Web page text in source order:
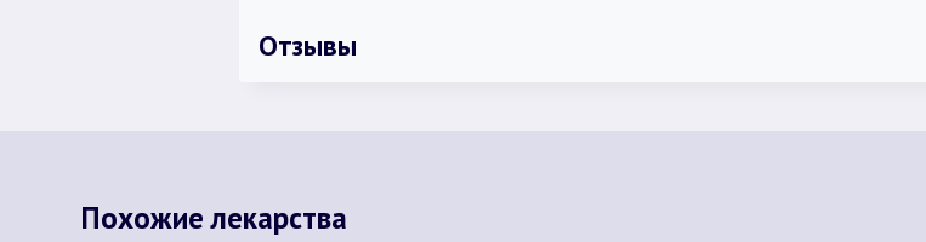
Отзывы
Похожие лекарства